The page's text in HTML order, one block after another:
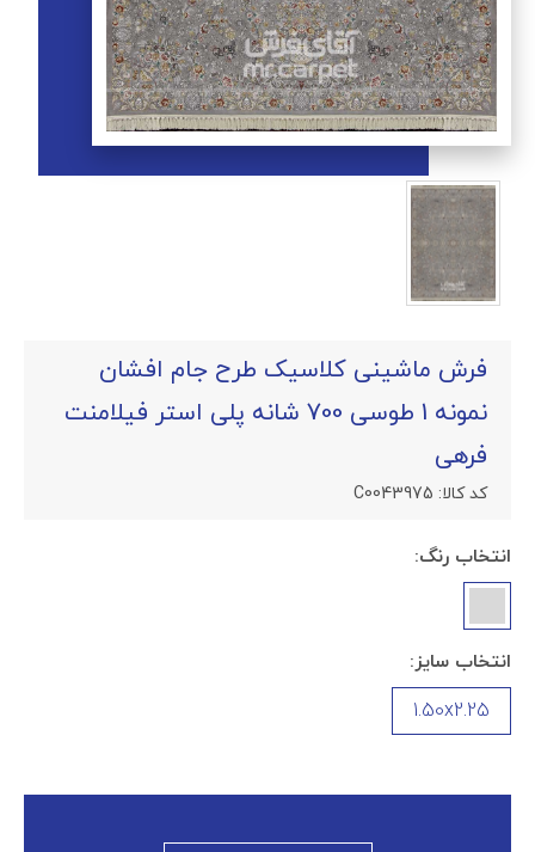
فرش ماشینی کلاسیک طرح جام افشان
نمونه 1 طوسی 700 شانه پلی استر فیلامنت
فرهی
کد کالا: C0043975
انتخاب رنگ:
انتخاب سایز:
1.50x2.25